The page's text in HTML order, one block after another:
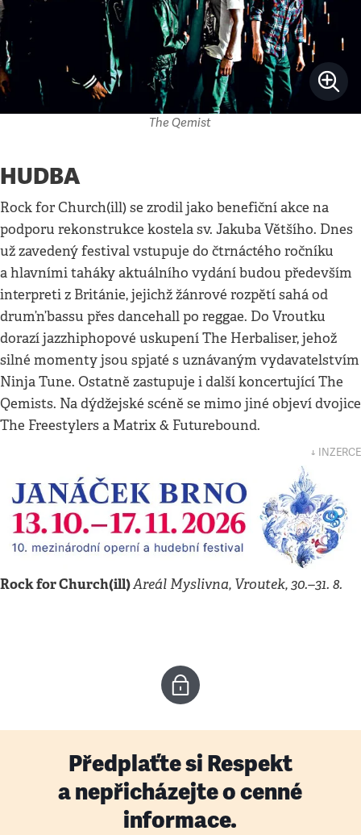
The Qemist
HUDBA
Rock for Church(ill) se zrodil jako benefiční akce na
podporu rekonstrukce kostela sv. Jakuba Většího. Dnes
už zavedený festival vstupuje do čtrnáctého ročníku
a hlavními taháky aktuálního vydání budou především
interpreti z Británie, jejichž žánrové rozpětí sahá od
drum’n’bassu přes dancehall po reggae. Do Vroutku
dorazí jazzhiphopové uskupení The Herbaliser, jehož
silné momenty jsou spjaté s uznávaným vydavatelstvím
Ninja Tune. Ostatně zastupuje i další koncertující The
Qemists. Na dýdžejské scéně se mimo jiné objeví dvojice
The Freestylers a Matrix & Futurebound.
↓ INZERCE
Rock for Church(ill)Areál Myslivna, Vroutek, 30.–31. 8.
Předplaťte si Respekt
a nepřicházejte o cenné
informace.